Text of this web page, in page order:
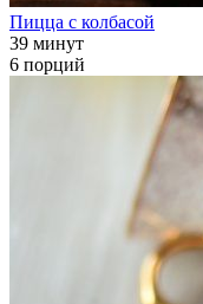
Пицца с колбасой
39 минут
6 порций